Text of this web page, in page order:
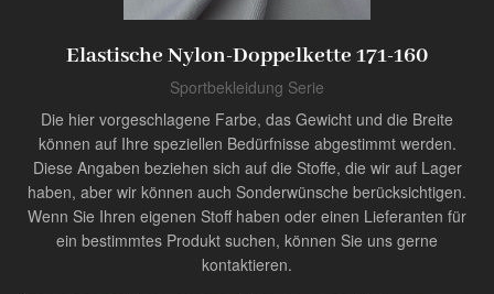
Innovator der Industrie
Elastische Nylon-Doppelkette 171-160
Sportbekleidung Serie
Die hier vorgeschlagene Farbe, das Gewicht und die Breite
können auf Ihre speziellen Bedürfnisse abgestimmt werden.
Diese Angaben beziehen sich auf die Stoffe, die wir auf Lager
haben, aber wir können auch Sonderwünsche berücksichtigen.
Wenn Sie Ihren eigenen Stoff haben oder einen Lieferanten für
ein bestimmtes Produkt suchen, können Sie uns gerne
kontaktieren.